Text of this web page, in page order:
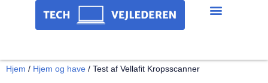
Hjem / Hjem og have / Test af Vellafit Kropsscanner